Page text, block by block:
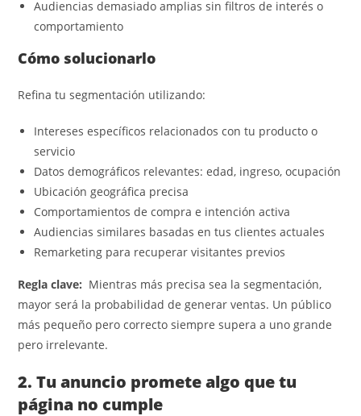
Audiencias demasiado amplias sin filtros de interés o
comportamiento
Cómo solucionarlo
Refina tu segmentación utilizando:
Intereses específicos relacionados con tu producto o
servicio
Datos demográficos relevantes: edad, ingreso, ocupación
Ubicación geográfica precisa
Comportamientos de compra e intención activa
Audiencias similares basadas en tus clientes actuales
Remarketing para recuperar visitantes previos
Regla clave: Mientras más precisa sea la segmentación,
mayor será la probabilidad de generar ventas. Un público
más pequeño pero correcto siempre supera a uno grande
pero irrelevante.
2. Tu anuncio promete algo que tu
página no cumple